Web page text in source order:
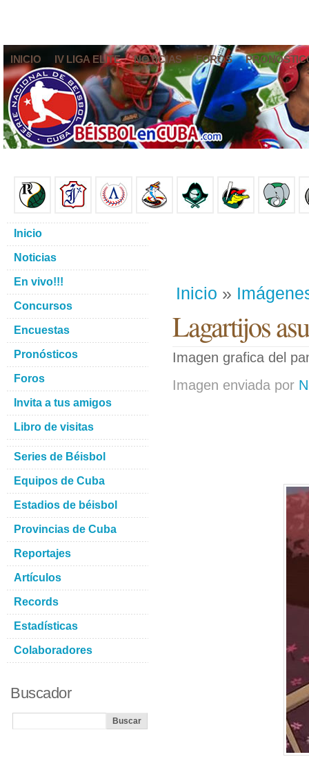
INICIO IV LIGA ELITE NOTICIAS FOROS
Inicio »
Lagartijos
Imagen grafica del
Imagen enviada por
Inicio
Noticias
En vivo!!!
Concursos
Encuestas
Pronósticos
Foros
Invita a tus amigos
Libro de visitas
Series de Béisbol
Equipos de Cuba
Estadios de béisbol
Provincias de Cuba
Reportajes
Artículos
Records
Estadísticas
Colaboradores
Buscador